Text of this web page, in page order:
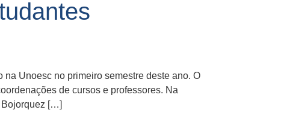
Unoesc no primeiro semestre deste ano. O
de cursos e professores. Na
Bojorquez […]